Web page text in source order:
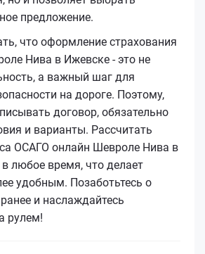
предложение.
что оформление страхования
Нива в Ижевске - это не
а важный шаг для
на дороге. Поэтому,
договор, обязательно
и варианты. Рассчитать
ОСАГО онлайн Шевроле Нива в
любое время, что делает
удобным. Позаботьтесь о
и наслаждайтесь
рулем!